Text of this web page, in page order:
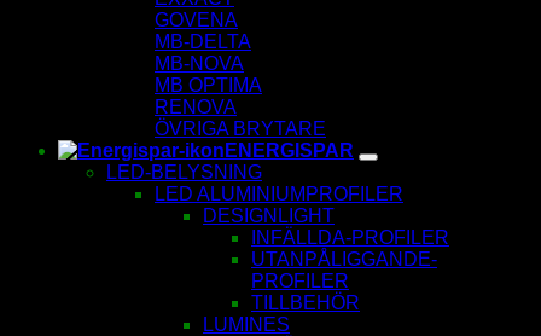
GOVENA
MB-DELTA
MB-NOVA
MB OPTIMA
RENOVA
ÖVRIGA BRYTARE
ENERGISPAR
LED-BELYSNING
LED ALUMINIUMPROFILER
DESIGNLIGHT
INFÄLLDA-PROFILER
UTANPÅLIGGANDE-
PROFILER
TILLBEHÖR
LUMINES